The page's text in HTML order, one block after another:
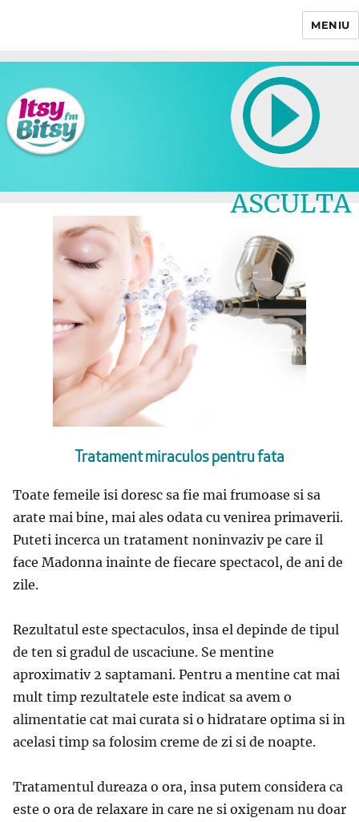
MENIU
ASCULTA
LIVE
Tratament miraculos pentru fata
Toate femeile isi doresc sa fie mai frumoase si sa
arate mai bine, mai ales odata cu venirea primaverii.
Puteti incerca un tratament noninvaziv pe care il
face Madonna inainte de fiecare spectacol, de ani de
zile.
Rezultatul este spectaculos, insa el depinde de tipul
de ten si gradul de uscaciune. Se mentine
aproximativ 2 saptamani. Pentru a mentine cat mai
mult timp rezultatele este indicat sa avem o
alimentatie cat mai curata si o hidratare optima si in
acelasi timp sa folosim creme de zi si de noapte.
Tratamentul dureaza o ora, insa putem considera ca
este o ora de relaxare in care ne si oxigenam nu doar